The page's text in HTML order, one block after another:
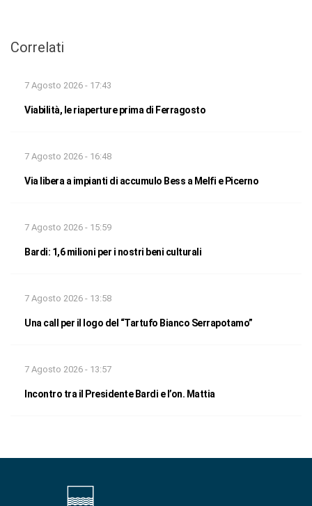
Correlati
7 Agosto 2026 - 17:43
Viabilità, le riaperture prima di Ferragosto
7 Agosto 2026 - 16:48
Via libera a impianti di accumulo Bess a Melfi e Picerno
7 Agosto 2026 - 15:59
Bardi: 1,6 milioni per i nostri beni culturali
7 Agosto 2026 - 13:58
Una call per il logo del “Tartufo Bianco Serrapotamo”
7 Agosto 2026 - 13:57
Incontro tra il Presidente Bardi e l’on. Mattia